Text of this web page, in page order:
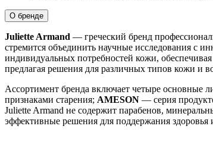
О бренде
Juliette Armand — греческий бренд
стремится объединить научные исследования с
индивидуальных потребностей кожи,
предлагая решения для различных типов кожи и
Ассортимент бренда включает четыре основные
признаками старения; AMESON — серия
Juliette Armand не содержит парабенов,
эффективные решения для поддержания здоровья